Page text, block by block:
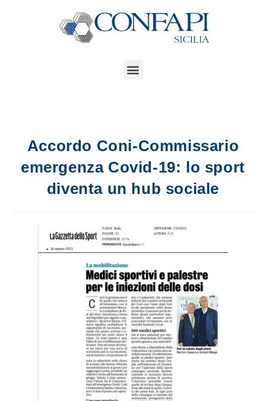
Accordo Coni-Commissario
emergenza Covid-19: lo sport
diventa un hub sociale